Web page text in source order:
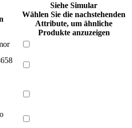
Siehe Simular
Wählen Sie die nachstehenden
Attribute, um ähnliche
Produkte anzuzeigen